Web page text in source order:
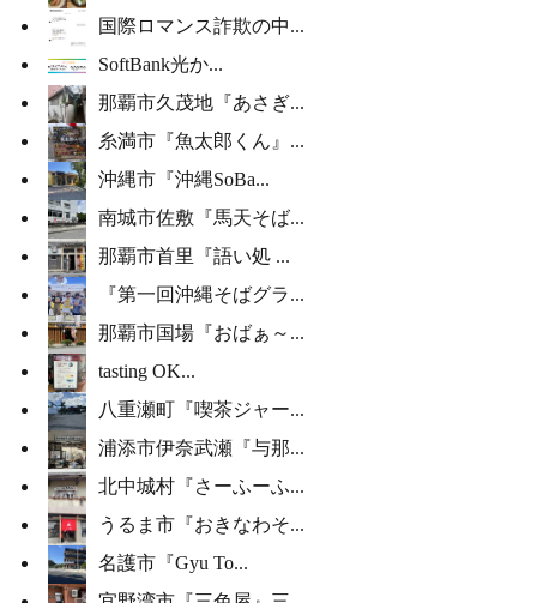
国際ロマンス詐欺の中...
SoftBank光か...
那覇市久茂地『あさぎ...
糸満市『魚太郎くん』...
沖縄市『沖縄SoBa...
南城市佐敷『馬天そば...
那覇市首里『語い処 ...
『第一回沖縄そばグラ...
那覇市国場『おばぁ～...
tasting OK...
八重瀬町『喫茶ジャー...
浦添市伊奈武瀬『与那...
北中城村『さーふーふ...
うるま市『おきなわそ...
名護市『Gyu To...